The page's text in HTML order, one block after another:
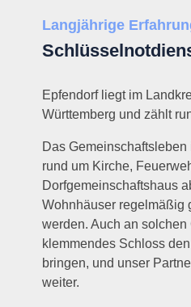
Langjährige
Epfendorf liegt im
Württemberg und zählt
Das
rund um Kirche,
Dorfgemeinschaftshaus
Wohnhäuser regelmäßig
werden. Auch an
klemmendes Schloss
bringen, und unser
weiter.